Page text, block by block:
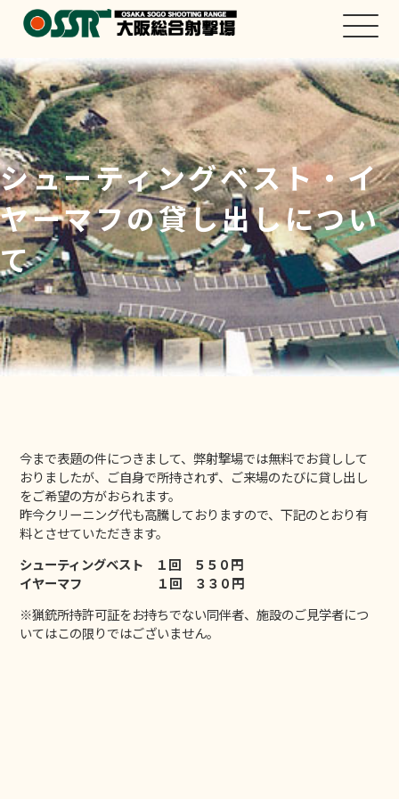
シューティングベスト・イ
ヤーマフの貸し出しについ
て
今まで表題の件につきまして、弊射撃場では無料でお貸しして
おりましたが、ご自身で所持されず、ご来場のたびに貸し出し
をご希望の方がおられます。
昨今クリーニング代も高騰しておりますので、下記のとおり有
料とさせていただきます。
シューティングベスト １回 ５５０円
イヤーマフ １回 ３３０円
※猟銃所持許可証をお持ちでない同伴者、施設のご見学者につ
いてはこの限りではございません。